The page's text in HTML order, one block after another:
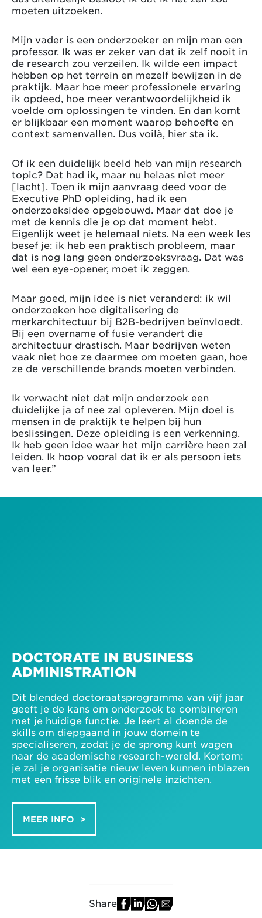
moeten uitzoeken.
Mijn vader is een onderzoeker en mijn man een
professor. Ik was er zeker van dat ik zelf nooit in
de research zou verzeilen. Ik wilde een impact
hebben op het terrein en mezelf bewijzen in de
praktijk. Maar hoe meer professionele ervaring
ik opdeed, hoe meer verantwoordelijkheid ik
voelde om oplossingen te vinden. En dan komt
er blijkbaar een moment waarop behoefte en
context samenvallen. Dus voilà, hier sta ik.
Of ik een duidelijk beeld heb van mijn research
topic? Dat had ik, maar nu helaas niet meer
[lacht]. Toen ik mijn aanvraag deed voor de
Executive PhD opleiding, had ik een
onderzoeksidee opgebouwd. Maar dat doe je
met de kennis die je op dat moment hebt.
Eigenlijk weet je helemaal niets. Na een week les
besef je: ik heb een praktisch probleem, maar
dat is nog lang geen onderzoeksvraag. Dat was
wel een eye-opener, moet ik zeggen.
Maar goed, mijn idee is niet veranderd: ik wil
onderzoeken hoe digitalisering de
merkarchitectuur bij B2B-bedrijven beïnvloedt.
Bij een overname of fusie verandert die
architectuur drastisch. Maar bedrijven weten
vaak niet hoe ze daarmee om moeten gaan, hoe
ze de verschillende brands moeten verbinden.
Ik verwacht niet dat mijn onderzoek een
duidelijke ja of nee zal opleveren. Mijn doel is
mensen in de praktijk te helpen bij hun
beslissingen. Deze opleiding is een verkenning.
Ik heb geen idee waar het mijn carrière heen zal
leiden. Ik hoop vooral dat ik er als persoon iets
van leer.”
DOCTORATE IN BUSINESS
ADMINISTRATION
Dit blended doctoraatsprogramma van vijf jaar
geeft je de kans om onderzoek te combineren
met je huidige functie. Je leert al doende de
skills om diepgaand in jouw domein te
specialiseren, zodat je de sprong kunt wagen
naar de academische research-wereld. Kortom:
je zal je organisatie nieuw leven kunnen inblazen
met een frisse blik en originele inzichten.
MEER INFO
Share